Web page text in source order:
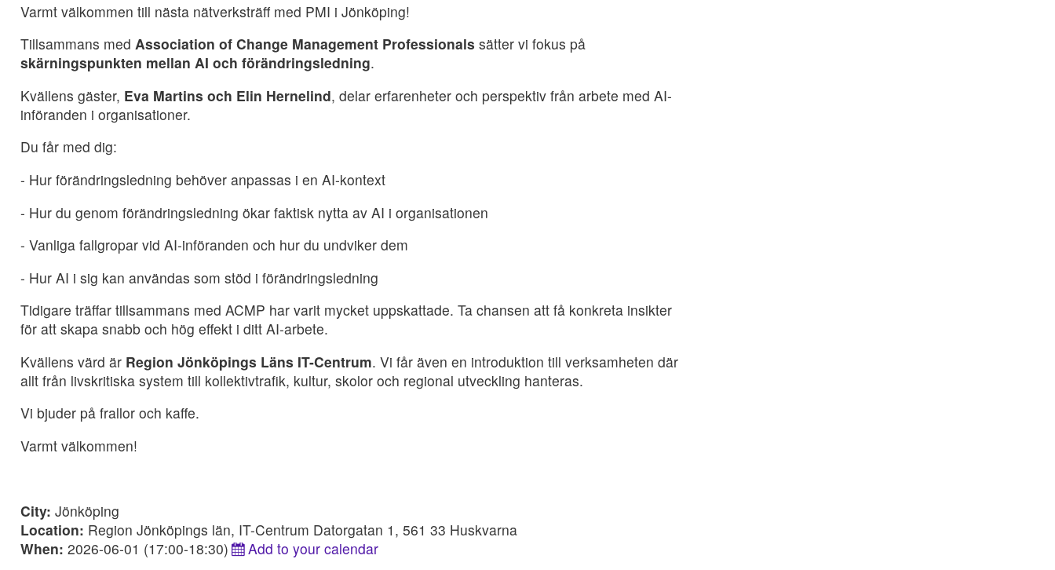
Varmt välkommen till nästa nätverksträff med PMI i Jönköping!
Tillsammans med Association of Change Management Professionals sätter vi fokus på
skärningspunkten mellan AI och förändringsledning.
Kvällens gäster, Eva Martins och Elin Hernelind, delar erfarenheter och perspektiv från arbete med AI-
införanden i organisationer.
Du får med dig:
- Hur förändringsledning behöver anpassas i en AI-kontext
- Hur du genom förändringsledning ökar faktisk nytta av AI i organisationen
- Vanliga fallgropar vid AI-införanden och hur du undviker dem
- Hur AI i sig kan användas som stöd i förändringsledning
Tidigare träffar tillsammans med ACMP har varit mycket uppskattade. Ta chansen att få konkreta insikter
för att skapa snabb och hög effekt i ditt AI-arbete.
Kvällens värd är Region Jönköpings Läns IT-Centrum. Vi får även en introduktion till verksamheten där
allt från livskritiska system till kollektivtrafik, kultur, skolor och regional utveckling hanteras.
Vi bjuder på frallor och kaffe.
Varmt välkommen!
City: Jönköping
Location: Region Jönköpings län, IT-Centrum Datorgatan 1, 561 33 Huskvarna
When: 2026-06-01 (17:00-18:30)
Add to your calendar